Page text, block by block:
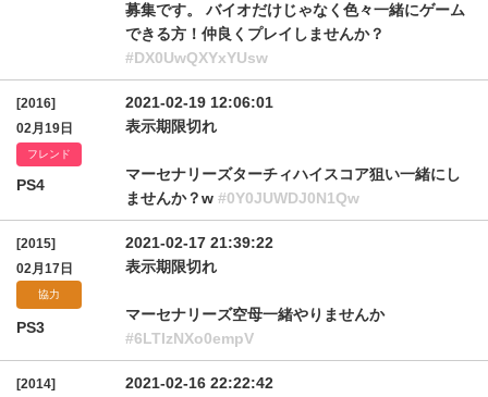
募集です。 バイオだけじゃなく色々一緒にゲーム
できる方！仲良くプレイしませんか？
#DX0UwQXYxYUsw
[2016]
02月19日
フレンド
PS4
2021-02-19 12:06:01
表示期限切れ
マーセナリーズターチィハイスコア狙い一緒にし
ませんか？w #0Y0JUWDJ0N1Qw
[2015]
02月17日
協力
PS3
2021-02-17 21:39:22
表示期限切れ
マーセナリーズ空母一緒やりませんか
#6LTIzNXo0empV
[2014]
2021-02-16 22:22:42